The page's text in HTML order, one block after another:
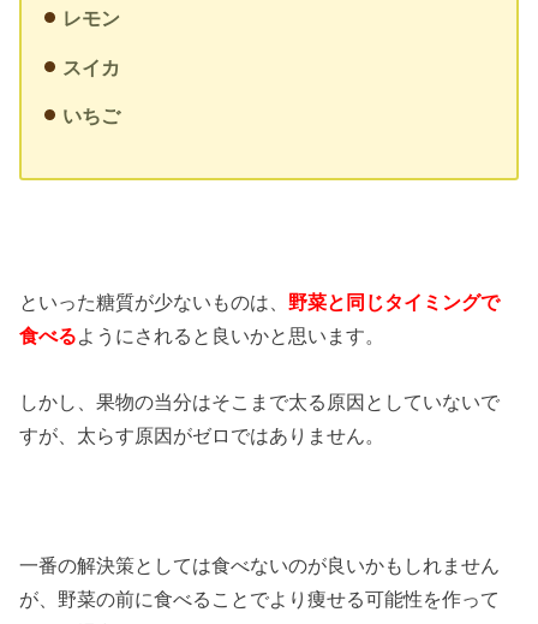
レモン
スイカ
いちご
といった糖質が少ないものは、 野菜と同じタイミングで
食べるようにされると良いかと思います。
しかし、果物の当分はそこまで太る原因としていないで
すが、太らす原因がゼロではありません。
一番の解決策としては食べないのが良いかもしれません
が、野菜の前に食べることでより痩せる可能性を作って